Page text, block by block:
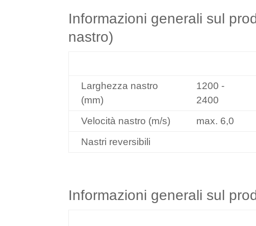
Informazioni generali sul
nastro)
Larghezza nastro
(mm)
1200 -
2400
Velocità nastro (m/s)
max. 6,0
Nastri reversibili
Informazioni generali sul